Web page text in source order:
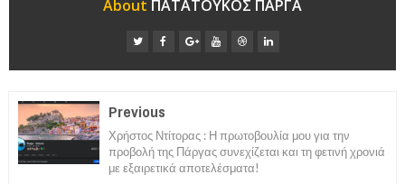
About ΠΑΤΑΤΟΥΚΟΣ ΠΑΡΓΑ
Previous
Χρήστος Ντίτορας : Η πρωτοβουλία μου για την
προβολή της Πάργας συνεχίζεται και τη φετινή χρονιά
με εξαιρετικά αποτελέσματα!